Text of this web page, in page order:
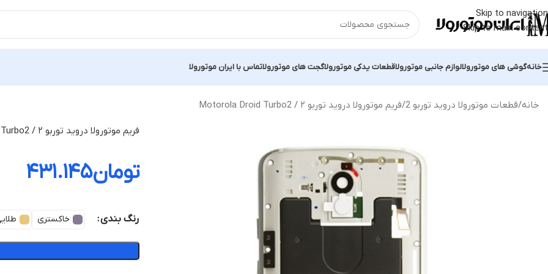
Skip to navigation
Skip to main content
خانهگوشی های موتورولالوازم جانبی موتورولاقطعات یدکی موتورولاگجت های موتورولاتماس با ایران موتورولا
خانه قطعات موتورولا دروید توربو 2 فریم موتورولا دروید توربو ۲ / Motorola Droid Turbo2
فریم موتورولا دروید توربو ۲ / Motorola Droid Turbo2
تومان۴۳۱.۱۴۵
رنگ بندی خاکستری